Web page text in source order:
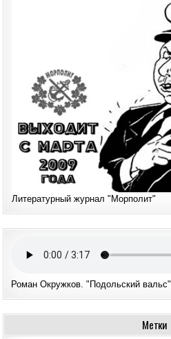
Литературный журнал "Морполит"
Роман Окружков. "Подольский вальс"
Метки